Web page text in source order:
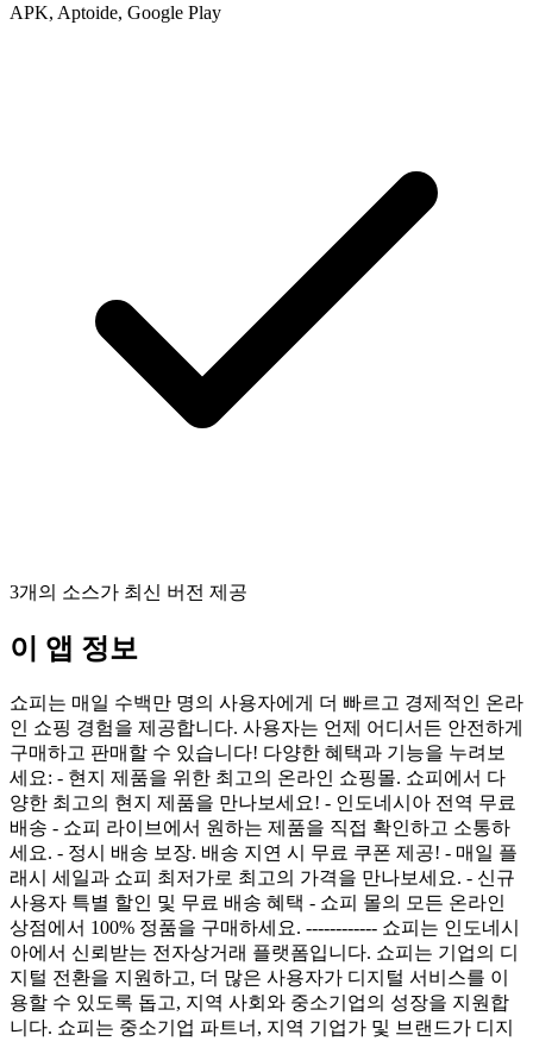
APK, Aptoide, Google Play
3개의 소스가 최신 버전 제공
이 앱 정보
쇼피는 매일 수백만 명의 사용자에게 더 빠르고 경제적인 온라
인 쇼핑 경험을 제공합니다. 사용자는 언제 어디서든 안전하게
구매하고 판매할 수 있습니다! 다양한 혜택과 기능을 누려보
세요: - 현지 제품을 위한 최고의 온라인 쇼핑몰. 쇼피에서 다
양한 최고의 현지 제품을 만나보세요! - 인도네시아 전역 무료
배송 - 쇼피 라이브에서 원하는 제품을 직접 확인하고 소통하
세요. - 정시 배송 보장. 배송 지연 시 무료 쿠폰 제공! - 매일 플
래시 세일과 쇼피 최저가로 최고의 가격을 만나보세요. - 신규
사용자 특별 할인 및 무료 배송 혜택 - 쇼피 몰의 모든 온라인
상점에서 100% 정품을 구매하세요. ------------ 쇼피는 인도네시
아에서 신뢰받는 전자상거래 플랫폼입니다. 쇼피는 기업의 디
지털 전환을 지원하고, 더 많은 사용자가 디지털 서비스를 이
용할 수 있도록 돕고, 지역 사회와 중소기업의 성장을 지원합
니다. 쇼피는 중소기업 파트너, 지역 기업가 및 브랜드가 디지